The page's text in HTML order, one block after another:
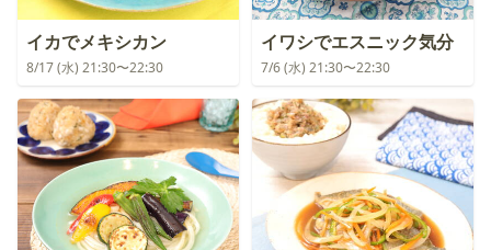
イカでメキシカン
8/17 (水) 21:30〜22:30
イワシでエスニック気分
7/6 (水) 21:30〜22:30